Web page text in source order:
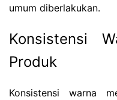
umum diberlakukan.
Konsistensi
Produk
Konsistensi warna